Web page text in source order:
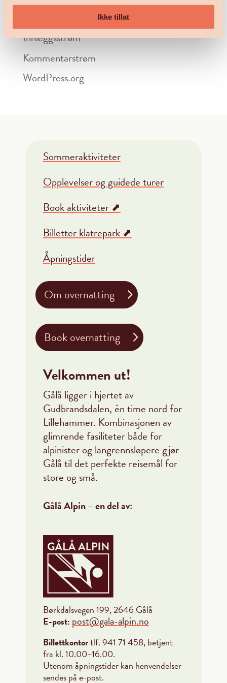
Ikke tillat
Innleggsstrøm
Kommentarstrøm
WordPress.org
Sommeraktiviteter
Opplevelser og guidede turer
Book aktiviteter ⬈
Billetter klatrepark ⬈
Åpningstider
Om overnatting
Book overnatting
Velkommen ut!
Gålå ligger i hjertet av
Gudbrandsdalen, én time nord for
Lillehammer. Kombinasjonen av
glimrende fasiliteter både for
alpinister og langrennsløpere gjør
Gålå til det perfekte reisemål for
store og små.
Gålå Alpin – en del av:
Børkdalsvegen 199, 2646 Gålå
E-post: post@gala-alpin.no
Billettkontortlf. 941 71 458, betjent
fra kl. 10.00–16.00.
Utenom åpningstider kan henvendelser
sendes på e-post.